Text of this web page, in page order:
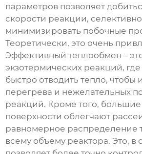
параметров позволяет
скорости реакции,
минимизировать побочные
Теоретически, это очень
Эффективный теплообмен –
экзотермических реакций,
быстро отводить тепло, чтобы
перегрева и нежелательных
реакций. Кроме того,
поверхности облегчают
равномерное распределение
всему объему реактора. Это, в